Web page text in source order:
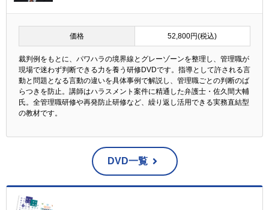
価格 52,800円(税込)
裁判例をもとに、パワハラの境界線とグレーゾーンを整理し、管理職が
現場で迷わず判断できる力を養う研修DVDです。指導として許される言
動と問題となる言動の違いを具体事例で解説し、管理職ごとの判断のば
らつきを防止。講師はハラスメント案件に精通した弁護士・佐久間大輔
氏。全管理職研修や再発防止研修など、繰り返し活用できる実務直結型
の教材です。
DVD一覧